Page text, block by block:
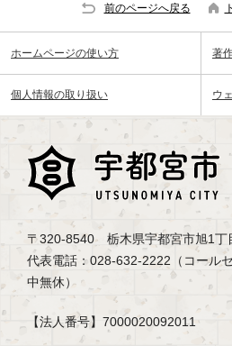
前のページへ戻る
ホームページの使い方 著
個人情報の取り扱い ウ
〒320-8540 栃木県宇都宮市旭1丁
代表電話：028-632-2222（コール
中無休）
【法人番号】7000020092011